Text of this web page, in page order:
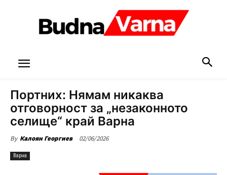
Портних: Нямам никаква
отговорност за „незаконното
селище“ край Варна
By Калоян Георгиев 02/06/2026
Варна